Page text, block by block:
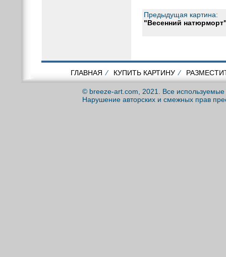
Предыдущая картина:
"Весенний
ГЛАВНАЯ ⁄ КУПИТЬ КАРТИНУ ⁄
© breeze-art.com, 2021. Все
Нарушение авторских и смежных прав